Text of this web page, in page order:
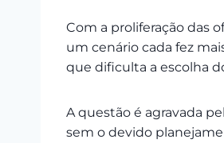
Com a proliferação das
um cenário cada fez
que dificulta a escolha
A questão é agravada
sem o devido